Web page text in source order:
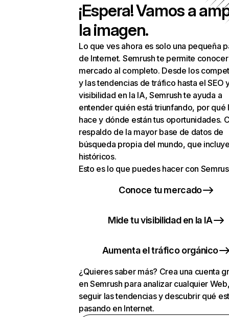
¡Espera! Vamos a
la imagen.
Lo que ves ahora es solo una pequeña
de Internet. Semrush te permite
mercado al completo. Desde los
y las tendencias de tráfico hasta el SEO
visibilidad en la IA, Semrush te ayuda a
entender quién está triunfando, por qué
hace y dónde están tus oportunidades.
respaldo de la mayor base de datos de
búsqueda propia del mundo, que
históricos.
Esto es lo que puedes hacer con
Conoce tu mercado
Mide tu visibilidad en la IA
Aumenta el tráfico orgánico
¿Quieres saber más? Crea una cuenta
en Semrush para analizar cualquier
seguir las tendencias y descubrir qué
pasando en Internet.